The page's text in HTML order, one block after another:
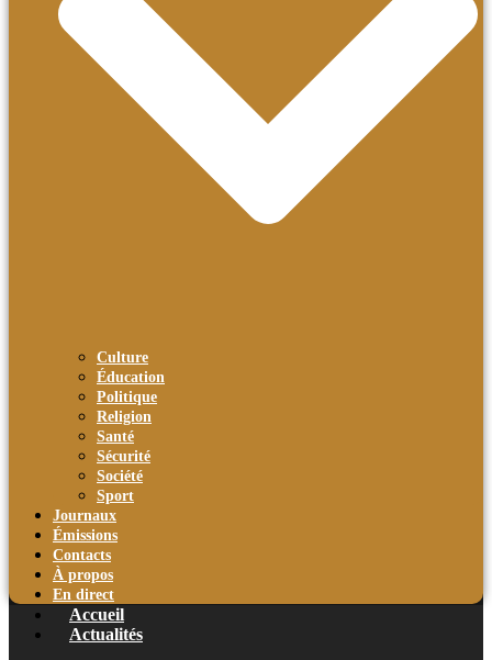
Culture
Éducation
Politique
Religion
Santé
Sécurité
Société
Sport
Journaux
Émissions
Contacts
À propos
En direct
Accueil
Actualités